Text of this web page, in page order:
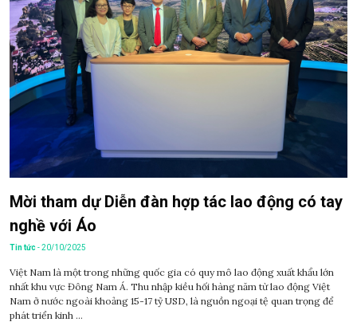
Mời tham dự Diễn đàn hợp tác lao động có tay
nghề với Áo
Tin tức- 20/10/2025
Việt Nam là một trong những quốc gia có quy mô lao động xuất khẩu lớn
nhất khu vực Đông Nam Á. Thu nhập kiều hối hàng năm từ lao động Việt
Nam ở nước ngoài khoảng 15-17 tỷ USD, là nguồn ngoại tệ quan trọng để
phát triển kinh ...